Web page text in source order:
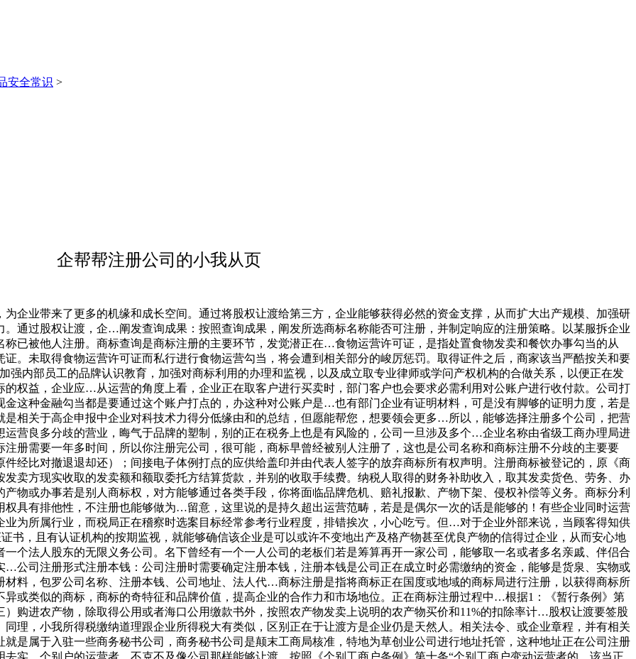
安全常识 >
企帮帮注册公司的小我从页
业带来了更多的机缘和成长空间。通过将股权让渡给第三方，企业能够获得必然的资金支撑，从而扩大出产规模、加强研
通过股权让渡，企…阐发查询成果：按照查询成果，阐发所选商标名称能否可注册，并制定响应的注册策略。以某服拆企业
已被他人注册。商标查询是商标注册的主要环节，发觉潜正在…食物运营许可证，是指处置食物发卖和餐饮办事勾当的从
。未取得食物运营许可证而私行进行食物运营勾当，将会遭到相关部分的峻厉惩罚。取得证件之后，商家该当严酷按关和要
内部员工的品牌认识教育，加强对商标利用的办理和监视，以及成立取专业律师或学问产权机构的合做关系，以便正在发
权益，企业应…从运营的角度上看，企业正在取客户进行买卖时，部门客户也会要求必需利用对公账户进行收付款。公司打
这种金融勾当都是要通过这个账户打点的，办这种对公账户是…也有部门企业有证明材料，可是没有脚够的证明力度，若是
相关于高企申报中企业对科技术力得分低缘由和的总结，但愿能帮您，想要领会更多…所以，能够选择注册多个公司，把营
营良多分歧的营业，晦气于品牌的塑制，别的正在税务上也是有风险的，公司一旦涉及多个…企业名称由省级工商办理局进
册需要一年多时间，所以你注册完公司，很可能，商标早曾经被别人注册了，这也是公司名称和商标注册不分歧的主要要
经比对撤退退却还）；间接电子体例打点的应供给盖印并由代表人签字的放弃商标所有权声明。注册商标被登记的，原《商
卖方现实收取的发卖额和额取委托方结算货款，并别的收取手续费。纳税人取得的财务补助收入，取其发卖货色、劳务、办
物或办事若是别人商标权，对方能够通过各类手段，你将面临品牌危机、赔礼报歉、产物下架、侵权补偿等义务。商标分利
具有排他性，不注册也能够做为…留意，这里说的是持久超出运营范畴，若是是偶尔一次的话是能够的！有些企业同时运营
为所属行业，而税局正在稽察时选案目标经常参考行业程度，排错挨次，小心吃亏。但…对于企业外部来说，当顾客得知供
书，且有认证机构的按期监视，就能够确信该企业是可以或许不变地出产及格产物甚至优良产物的信得过企业，从而安心地
个法人股东的无限义务公司。名下曾经有一个一人公司的老板们若是筹算再开一家公司，能够取一名或者多名亲戚、伴侣合
公司注册形式注册本钱：公司注册时需要确定注册本钱，注册本钱是公司正在成立时必需缴纳的资金，能够是货泉、实物或
料，包罗公司名称、注册本钱、公司地址、法人代…商标注册是指将商标正在国度或地域的商标局进行注册，以获得商标所
或类似的商标，商标的奇特征和品牌价值，提高企业的合作力和市场地位。正在商标注册过程中…根据1：《暂行条例》第
购进农产物，除取得公用或者海口公用缴款书外，按照农产物发卖上说明的农产物买价和11%的扣除率计…股权让渡要签股
理，小我所得税缴纳道理跟企业所得税大有类似，区别正在于让渡方是企业仍是天然人。相关法令、或企业章程，并有相关
是属于入驻一些商务秘书公司，商务秘书公司是颠末工商局核准，特地为草创业公司进行地址托管，这种地址正在公司注册
实…个别户的运营者，不克不及像公司那样能够让渡，按照《个别工商户条例》第十条“个别工商户变动运营者的，该当正